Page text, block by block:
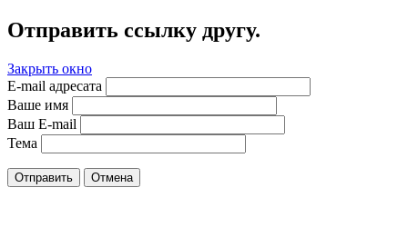
Отправить ссылку другу.
Закрыть окно
E-mail адресата
Ваше имя
Ваш E-mail
Тема
Отправить Отмена